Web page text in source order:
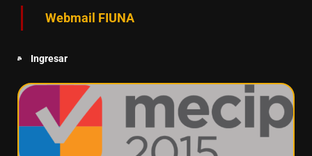
Webmail FIUNA
Ingresar